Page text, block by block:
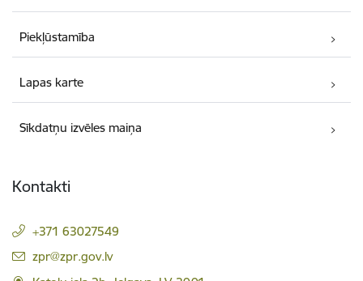
Piekļūstamība
Lapas karte
Sīkdatņu izvēles maiņa
Kontakti
+371 63027549
E-pasts:
zpr@zpr.gov.lv